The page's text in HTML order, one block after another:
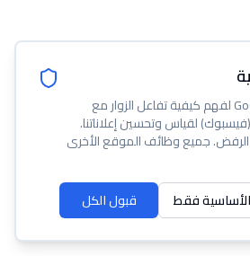
نستخدم Google Analytics لفهم كيفية تفاعل الزوار مع
موقعنا، وبكسل Meta (فيسبوك) لقياس وتحسين إعلاناتنا.
الرفض. جميع وظائف الموقع الأخرى
قبول الكل
الأساسية فقط